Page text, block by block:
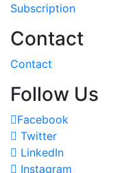
Subscription
Contact
Contact
Follow Us
Facebook
Twitter
LinkedIn
Instagram